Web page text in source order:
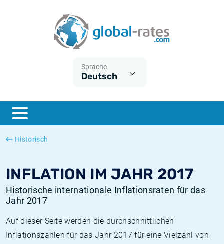
Sprache
Deutsch
Historisch
INFLATION IM JAHR 2017
Historische internationale Inflationsraten für das
Jahr 2017
Auf dieser Seite werden die durchschnittlichen
Inflationszahlen für das Jahr 2017 für eine Vielzahl von
ESTER
SONIA
Was ist die VPI-Inflation?
Was ist die HVPI-Inflation?
Deutsche inflation
Europäische inflation
Historische Euribor-Sätze
Historische ESTER-Sätze
Historische SOFR-Sätze
Historische SONIA-Sätze
Inflationsrechner